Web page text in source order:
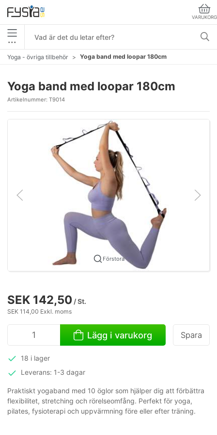
VARUKORG
•••
Yoga - övriga tillbehör Yoga band med loopar 180cm
Yoga band med loopar 180cm
Artikelnummer: T9014
Förstora
SEK 142,50 / St.
SEK 114,00 Exkl. moms
Lägg i varukorg Spara
18 i lager
Leverans: 1-3 dagar
Praktiskt yogaband med 10 öglor som hjälper dig att förbättra
flexibilitet, stretching och rörelseomfång. Perfekt för yoga,
pilates, fysioterapi och uppvärmning före eller efter träning.